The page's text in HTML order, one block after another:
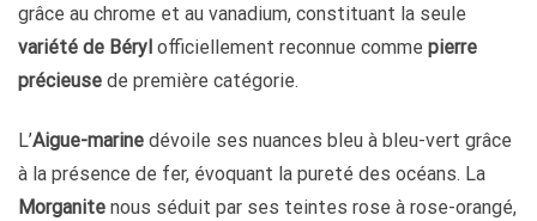
grâce au chrome et au vanadium, constituant la seule
variété de Béryl officiellement reconnue comme pierre
précieuse de première catégorie.
L’Aigue-marine dévoile ses nuances bleu à bleu-vert grâce
à la présence de fer, évoquant la pureté des océans. La
Morganite nous séduit par ses teintes rose à rose-orangé,